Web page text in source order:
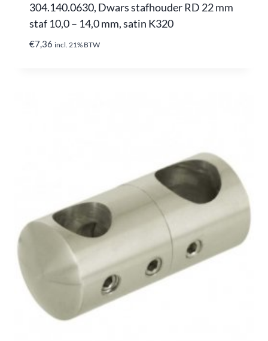
304.140.0630, Dwars stafhouder RD 22 mm
staf 10,0 – 14,0 mm, satin K320
€7,36 incl. 21% BTW